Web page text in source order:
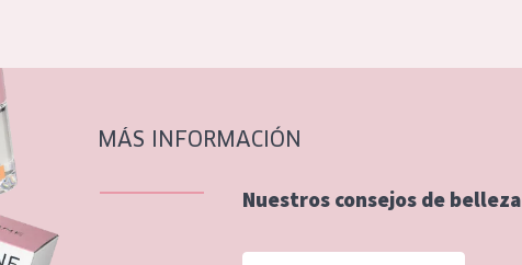
MÁS INFORMACIÓN
Nuestros consejos de belleza